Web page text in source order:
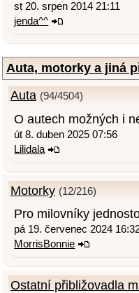
st 20. srpen 2014 21:11
jenda^^
Auta, motorky a jiná
Auta (94/4504)
O autech možných i
út 8. duben 2025 07:56
Lilidala
Motorky (12/216)
Pro milovníky
pá 19. červenec 2024
MorrisBonnie
Ostatní přibližovadla